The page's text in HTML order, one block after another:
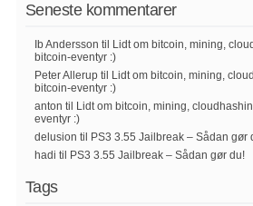
Seneste kommentarer
Ib Andersson til
Lidt om bitcoin, mining,
bitcoin-eventyr :)
Peter Alleruptil
Lidt om bitcoin, mining,
bitcoin-eventyr :)
anton til
Lidt om bitcoin, mining,
eventyr :)
delusion til
PS3 3.55 Jailbreak – Sådan gør
hadi til PS3 3.55 Jailbreak – Sådan gør du!
Tags